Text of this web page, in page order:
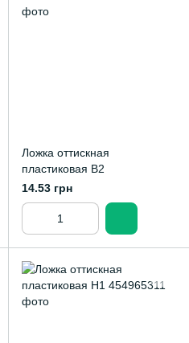
Ложка оттискная
пластиковая В2
14.53 грн